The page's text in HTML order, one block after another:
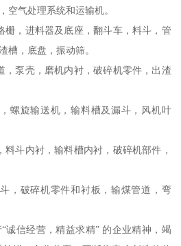
空气处理系统和运输机。
栅，进料器及底座，翻斗车，料斗，管
槽，底盘，振动筛。
，泵壳，磨机内衬，破碎机零件，出渣
螺旋输送机，输料槽及漏斗，风机叶
斗内衬，输料槽内衬，破碎机部件，
，破碎机零件和衬板，输煤管道，弯
诚信经营，精益求精” 的企业精神，竭